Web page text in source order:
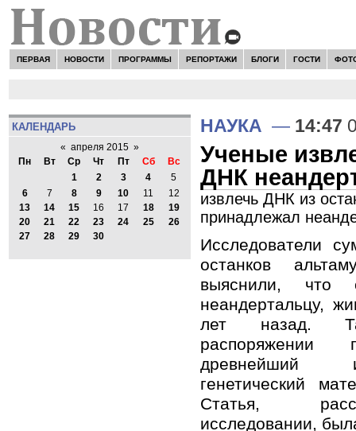
ПЕРВАЯ НОВОСТИ ПРОГРАММЫ РЕПОРТАЖИ БЛОГИ ГОСТИ
КАЛЕНДАРЬ
« апреля 2015 »
Пн
Вт Ср Чт Пт Сб
Вс
1
2 3 4
5
6
7 8 9 10 11
12
13
14 15 16 17 18
19
20
21 22 23 24 25
26
27
28 29 30
НАУКА — 14:47
Ученые
ДНК
извлечь ДНК из
принадлежал
Исследователи
останков
выяснили, что
неандертальцу,
лет назад.
распоряжении
древнейший
генетический
Статья,
исследовании,